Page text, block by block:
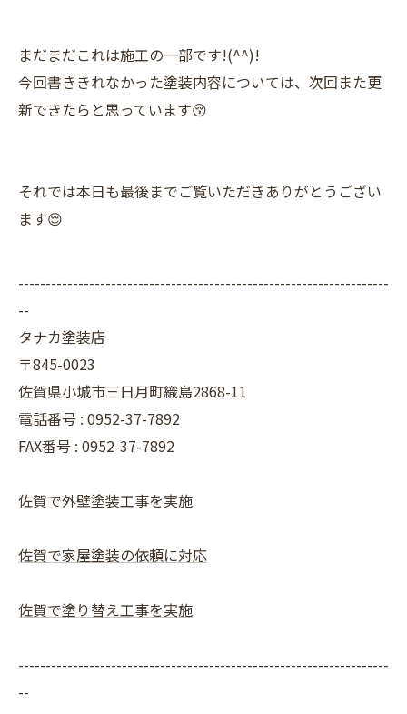
まだまだこれは施工の一部です!(^^)!
今回書ききれなかった塗装内容については、次回また更
新できたらと思っています😚
それでは本日も最後までご覧いただきありがとうござい
ます😌
--------------------------------------------------------------------
--
タナカ塗装店
〒845-0023
佐賀県小城市三日月町織島2868-11
電話番号 : 0952-37-7892
FAX番号 : 0952-37-7892
佐賀で外壁塗装工事を実施
佐賀で家屋塗装の依頼に対応
佐賀で塗り替え工事を実施
--------------------------------------------------------------------
--